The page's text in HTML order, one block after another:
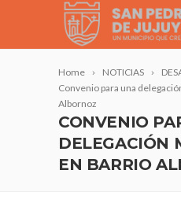
Home NOTICIAS
Convenio para una
Albornoz
CONVENIO
DELEGACIÓN
EN BARRIO